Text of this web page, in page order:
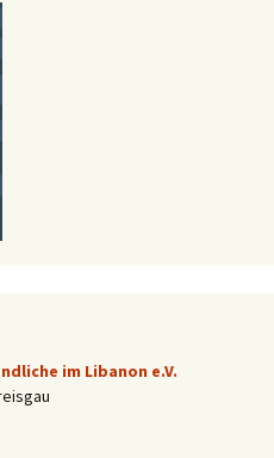
im Libanon e.V.